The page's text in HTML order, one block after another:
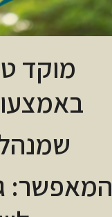
מוקד
המאפשר: